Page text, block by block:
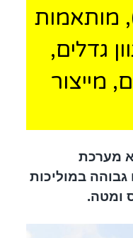
מותאמות
גדלים,
מייצור
מערכת
גבוהה במוליכות